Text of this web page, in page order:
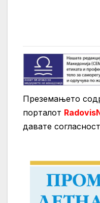
Преземањето
порталот
давате